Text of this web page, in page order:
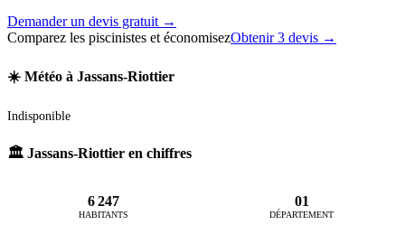
Demander un devis gratuit →
Comparez les piscinistes et économisezObtenir 3 devis →
☀️ Météo à Jassans-Riottier
Indisponible
🏛️ Jassans-Riottier en chiffres
6 247
HABITANTS
01
DÉPARTEMENT